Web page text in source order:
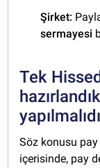
Şirket:
sermayesi
Tek
Söz konusu
içerisinde, pay